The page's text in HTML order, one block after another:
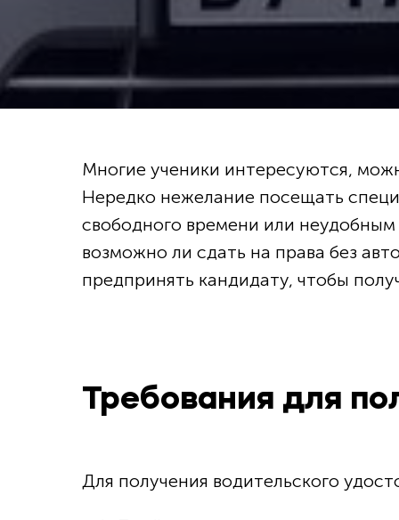
Многие ученики интересуются,
Нередко нежелание посещать
свободного времени или
возможно ли сдать на права без
предпринять кандидату, чтобы
Требования для
Для получения водительского